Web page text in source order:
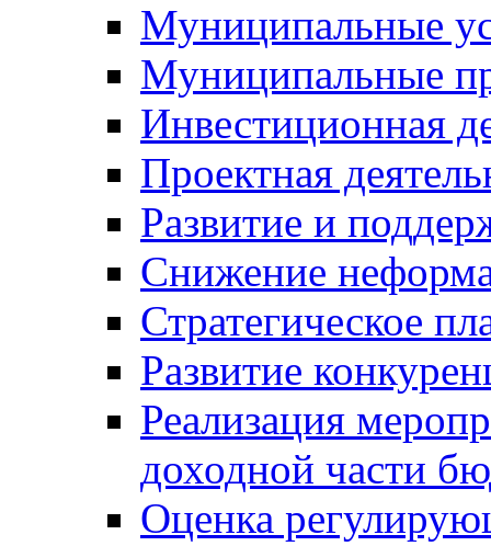
Муниципальные
Муниципальные
Инвестиционная
Проектная
Развитие и
Снижение
Стратегическое
Развитие
Реализация
доходной части
Оценка